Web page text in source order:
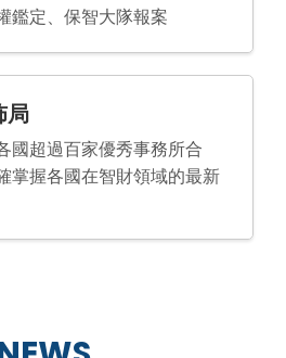
鑑定、保智大隊報案
局
國超過百家優秀事務所合
掌握各國在智財領域的最新